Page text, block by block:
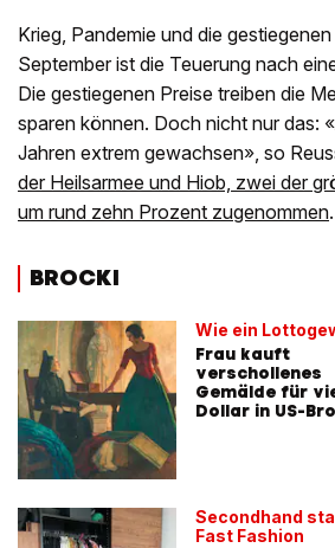
Krieg, Pandemie und die
September ist die Teuerung nach
Die gestiegenen Preise treiben die
sparen können. Doch nicht nur das:
Jahren extrem gewachsen», so
der Heilsarmee und Hiob, zwei der
um rund zehn Prozent zugenommen
BROCKI
Wie ein
Frau kauft
verschollenes
Gemälde für
Dollar in US-
Secondhand
Fast Fashion